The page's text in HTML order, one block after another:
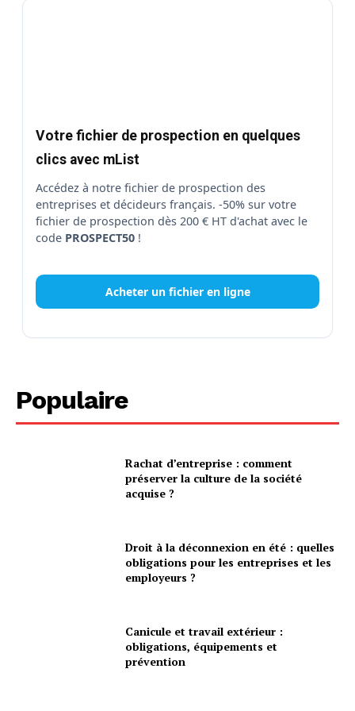
Votre fichier de prospection en quelques
clics avec mList
Accédez à notre fichier de prospection des
entreprises et décideurs français. -50% sur votre
fichier de prospection dès 200 € HT d'achat avec le
code PROSPECT50 !
Acheter un fichier en ligne
Populaire
Rachat d’entreprise : comment
préserver la culture de la société
acquise ?
Droit à la déconnexion en été : quelles
obligations pour les entreprises et les
employeurs ?
Canicule et travail extérieur :
obligations, équipements et
prévention